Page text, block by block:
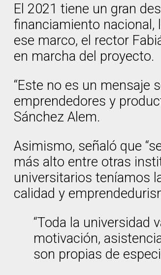
El 2021 tiene un gran
financiamiento nacional,
ese marco, el rector
en marcha del proyecto.
“Este no es un mensaje
emprendedores y
Sánchez Alem.
Asimismo, señaló que
más alto entre otras
universitarios teníamos
calidad y
“Toda la universidad
motivación,
son propias de